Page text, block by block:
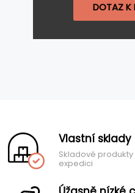
DOTAZ K
Vlastní sklady
Skladové
expedici